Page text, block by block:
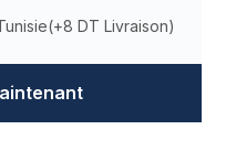
+8 DT Livraison)